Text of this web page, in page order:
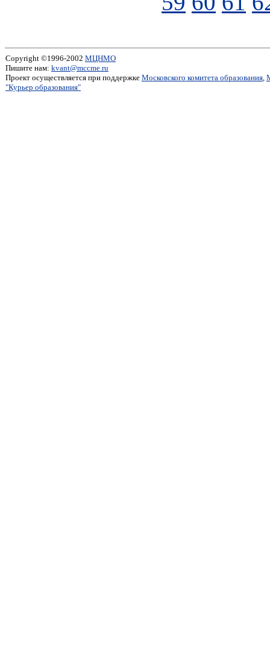
Copyright ©1996-2002 МЦНМО
Пишите нам: kvant@mccme.ru
Проект осуществляется при поддержке Московского комитета образования,
"Курьер образования"